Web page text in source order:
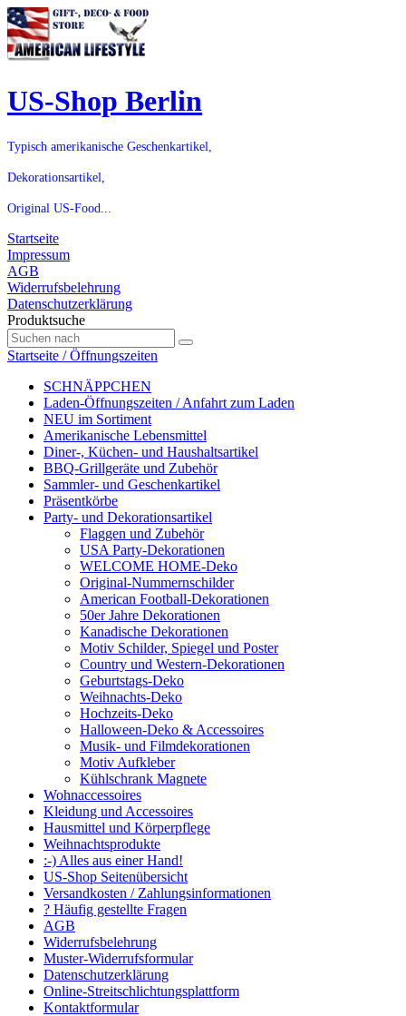
US-Shop Berlin
Typisch amerikanische Geschenkartikel,
Dekorationsartikel,
Original US-Food...
Startseite
Impressum
AGB
Widerrufsbelehrung
Datenschutzerklärung
Produktsuche
Startseite / Öffnungszeiten
SCHNÄPPCHEN
Laden-Öffnungszeiten / Anfahrt zum Laden
NEU im Sortiment
Amerikanische Lebensmittel
Diner-, Küchen- und Haushaltsartikel
BBQ-Grillgeräte und Zubehör
Sammler- und Geschenkartikel
Präsentkörbe
Party- und Dekorationsartikel
Flaggen und Zubehör
USA Party-Dekorationen
WELCOME HOME-Deko
Original-Nummernschilder
American Football-Dekorationen
50er Jahre Dekorationen
Kanadische Dekorationen
Motiv Schilder, Spiegel und Poster
Country und Western-Dekorationen
Geburtstags-Deko
Weihnachts-Deko
Hochzeits-Deko
Halloween-Deko & Accessoires
Musik- und Filmdekorationen
Motiv Aufkleber
Kühlschrank Magnete
Wohnaccessoires
Kleidung und Accessoires
Hausmittel und Körperpflege
Weihnachtsprodukte
:-) Alles aus einer Hand!
US-Shop Seitenübersicht
Versandkosten / Zahlungsinformationen
? Häufig gestellte Fragen
AGB
Widerrufsbelehrung
Muster-Widerrufsformular
Datenschutzerklärung
Online-Streitschlichtungsplattform
Kontaktformular